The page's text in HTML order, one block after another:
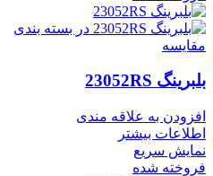
مقايسه
بلبرینگ 23052RS
افزودن به علاقه مندی
اطلاعات بیشتر
نمایش سریع
فروخته شده